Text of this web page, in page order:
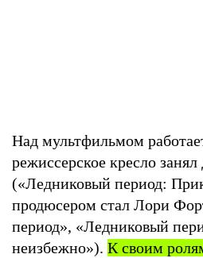
Над мультфильмом
режиссерское кресло
(«Ледниковый период:
продюсером стал Лори
период», «Ледниковый
неизбежно»). К своим